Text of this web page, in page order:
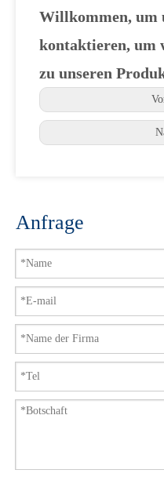
Willkommen, um
kontaktieren, um
zu unseren
Anfrage